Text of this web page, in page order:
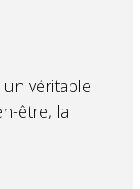
un véritable
être, la